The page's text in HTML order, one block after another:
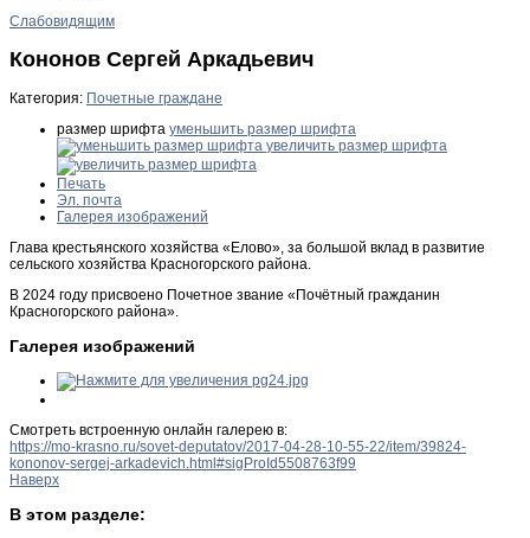
Слабовидящим
Кононов Сергей Аркадьевич
Категория: Почетные граждане
размер шрифта уменьшить размер шрифта
увеличить размер шрифта
Печать
Эл. почта
Галерея изображений
Глава крестьянского хозяйства «Елово», за большой вклад в развитие
сельского хозяйства Красногорского района.
В 2024 году присвоено Почетное звание «Почётный гражданин
Красногорского района».
Галерея изображений
Смотреть встроенную онлайн галерею в:
https://mo-krasno.ru/sovet-deputatov/2017-04-28-10-55-22/item/39824-
kononov-sergej-arkadevich.html#sigProId5508763f99
Наверх
В этом разделе: